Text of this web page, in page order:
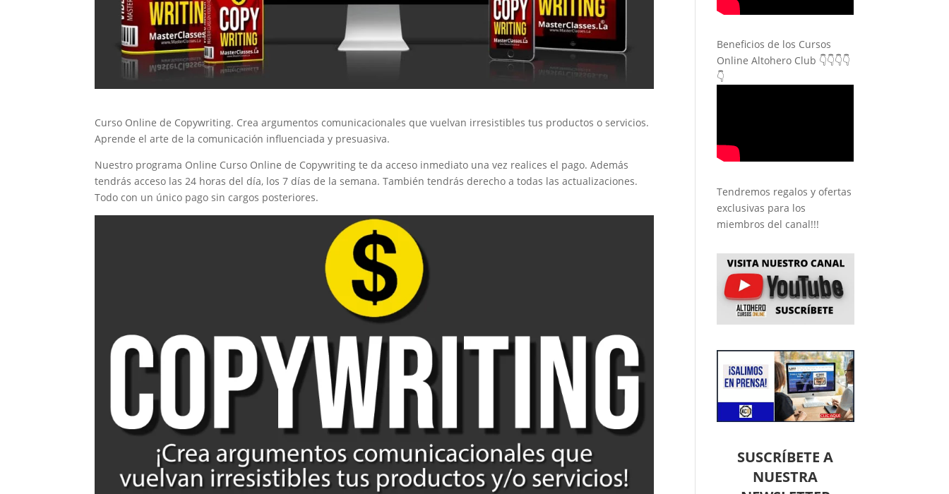
Curso Online de Copywriting. Crea argumentos comunicacionales que vuelvan irresistibles tus productos o servicios.
Aprende el arte de la comunicación influenciada y presuasiva.
Nuestro programa Online Curso Online de Copywriting te da acceso inmediato una vez realices el pago. Además
tendrás acceso las 24 horas del día, los 7 días de la semana. También tendrás derecho a todas las actualizaciones.
Todo con un único pago sin cargos posteriores.
Beneficios de los Cursos
Online Altohero Club 👇👇👇👇
👇
Tendremos regalos y ofertas
exclusivas para los
miembros del canal!!!
SUSCRÍBETE A
NUESTRA